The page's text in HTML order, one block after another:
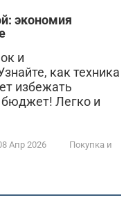
экономия
и
как техника
избежать
Легко и
Апр 2026
Покупка и